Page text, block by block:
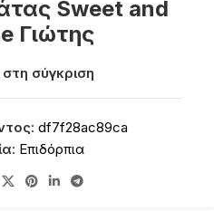
Sweet and
Γιώτης
σύγκριση
df7f28ac89ca
Επιδόρπια